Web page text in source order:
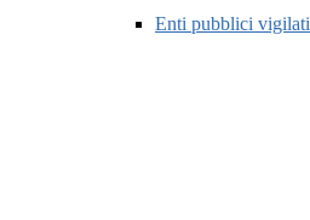
Enti pubblici vigilati